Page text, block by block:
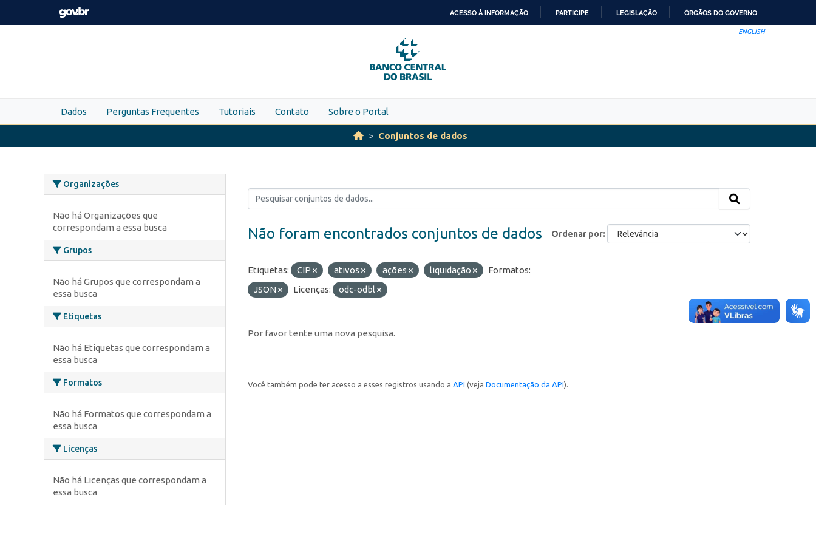
Skip to main content
PARA
O
CONTEÚDO
ACESSO À INFORMAÇÃO PARTICIPE LEGISLAÇÃO ÓRGÃOS DO GOVERNO
ENGLISH
Dados Perguntas Frequentes Tutoriais Contato Sobre o Portal
Conjuntos de dados
Organizações
Não há Organizações que
correspondam a essa busca
Grupos
Não há Grupos que correspondam a
essa busca
Etiquetas
Não há Etiquetas que correspondam a
essa busca
Formatos
Não há Formatos que correspondam a
essa busca
Licenças
Não há Licenças que correspondam a
essa busca
Ordenar por
Não foram encontrados conjuntos de dados
Etiquetas: CIP ativos ações liquidação
Formatos:
JSON
Licenças: odc-odbl
Por favor tente uma nova pesquisa.
Você também pode ter acesso a esses registros usando a API (veja Documentação da API).